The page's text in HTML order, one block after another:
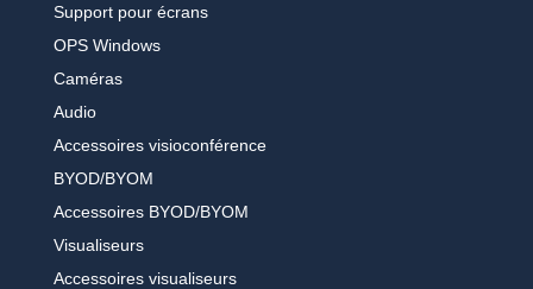
Support pour écrans
OPS Windows
Caméras
Audio
Accessoires visioconférence
BYOD/BYOM
Accessoires BYOD/BYOM
Visualiseurs
Accessoires visualiseurs